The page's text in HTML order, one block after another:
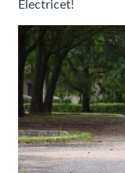
Electricet!